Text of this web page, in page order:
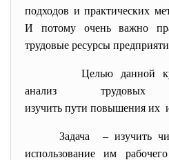
подходов и практических
И потому очень важно
трудовые ресурсы
Целью данной
анализ
изучить пути повышения их
Задача – изучить
использование им